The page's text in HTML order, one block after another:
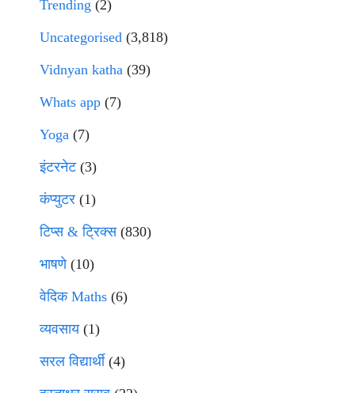
Trending (2)
Uncategorised (3,818)
Vidnyan katha (39)
Whats app (7)
Yoga (7)
इंटरनेट(3)
कंप्युटर (1)
टिप्स & ट्रिक्स(830)
भाषणे(10)
वेदिक Maths (6)
व्यवसाय(1)
सरल विद्यार्थी(4)